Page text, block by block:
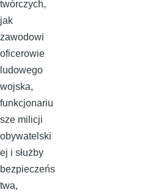
twórczych,
jak
zawodowi
oficerowie
ludowego
wojska,
funkcjonariu
sze milicji
obywatelski
ej i służby
bezpieczeńs
twa,